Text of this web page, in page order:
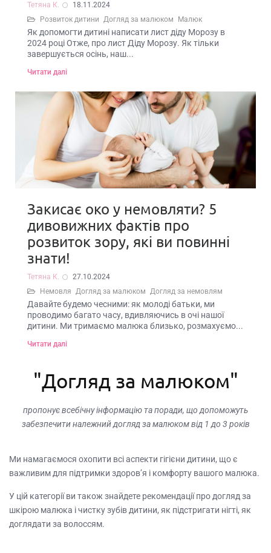
Тетяна К.
18.11.2024
Розвиток дитини Догляд за малюком Малюк
Як допомогти дитині написати лист діду Морозу в
2024 році Отже, про лист Діду Морозу. Як тільки
завершується осінь, наш...
Читати далі
Закисає око у немовляти? 5
дивовижних фактів про
розвиток зору, які ви повинні
знати!
Тетяна К.
27.10.2024
Немовля Догляд за малюком Догляд за немовлям
Давайте будемо чесними: як молоді батьки, ми
проводимо багато часу, вдивляючись в очі нашої
дитини. Ми тримаємо малюка близько, розмахуємо...
Читати далі
"Догляд за малюком"
пропонує всебічну інформацію та поради, що допоможуть
забезпечити належний догляд за малюком від 1 до 3 років
Ми намагаємося охопити всі аспекти гігієни дитини, що є
важливим для підтримки здоров’я і комфорту вашого малюка.
У цій категорії ви також знайдете рекомендації про догляд за
шкірою малюка і чистку зубів дитини, як підстригати нігті, як
доглядати за волоссям.